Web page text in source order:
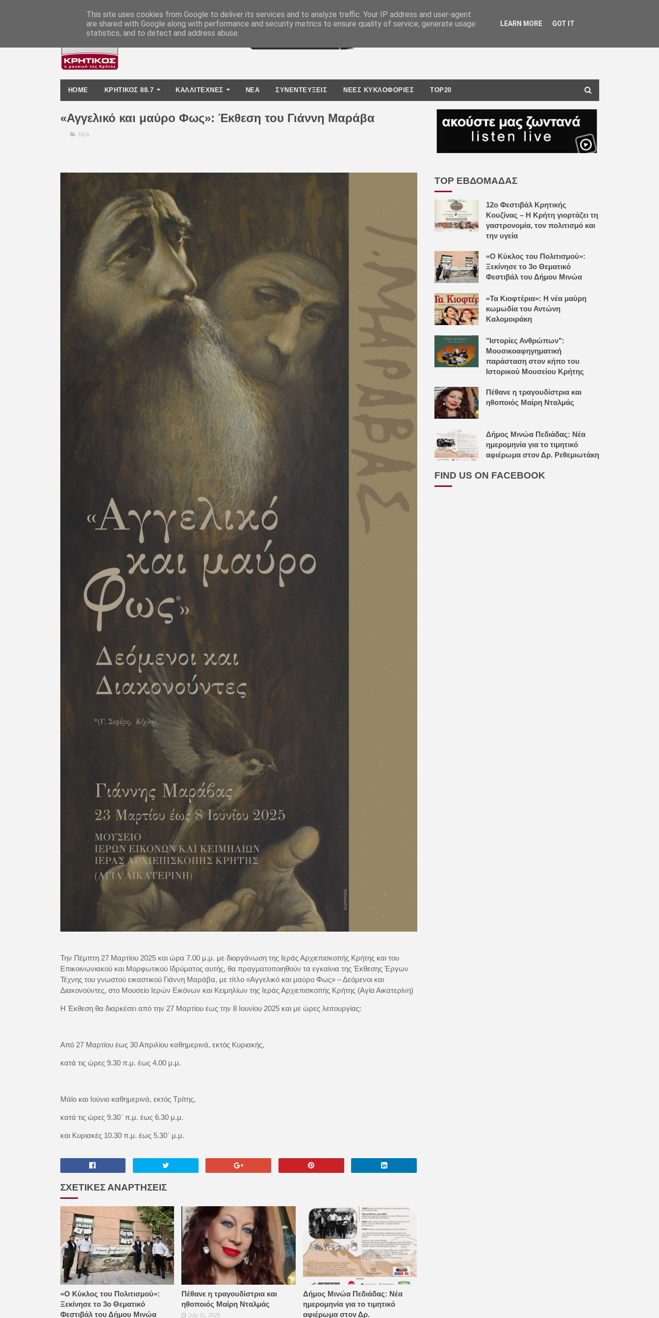
HOME ΚΡΗΤΙΚΟΣ 88.7 ΚΑΛΛΙΤΕΧΝΕΣ ΝΕΑ ΣΥΝΕΝΤΕΥΞΕΙΣ ΝΕΕΣ ΚΥΚΛΟΦΟΡΙΕΣ TOP20
«Αγγελικό και μαύρο Φως»: Έκθεση του Γιάννη Μαράβα
ΝΕΑ
Την Πέμπτη 27 Μαρτίου 2025 και ώρα 7.00 μ.μ. με διοργάνωση της Ιεράς Αρχιεπισκοπής Κρήτης και του
Επικοινωνιακού και Μορφωτικού Ιδρύματος αυτής, θα πραγματοποιηθούν τα εγκαίνια της Έκθεσης Έργων
Τέχνης του γνωστού εικαστικού Γιάννη Μαράβα, με τίτλο «Αγγελικό και μαύρο Φως» – Δεόμενοι και
Διακονούντες, στο Μουσείο Ιερών Εικόνων και Κειμηλίων της Ιεράς Αρχιεπισκοπής Κρήτης (Αγία Αικατερίνη)
Η Έκθεση θα διαρκέσει από την 27 Μαρτίου έως την 8 Ιουνίου 2025 και με ώρες λειτουργίας:
Από 27 Μαρτίου έως 30 Απριλίου καθημερινά, εκτός Κυριακής,
κατά τις ώρες 9.30 π.μ. έως 4.00 μ.μ.
Μάϊο και Ιούνιο καθημερινά, εκτός Τρίτης,
κατά τις ώρες 9.30΄ π.μ. έως 6.30 μ.μ.
και Κυριακές 10.30 π.μ. έως 5.30΄ μ.μ.
ΣΧΕΤΙΚΕΣ ΑΝΑΡΤΗΣΕΙΣ
«Ο Κύκλος του Πολιτισμού»:
Ξεκίνησε το 3ο Θεματικό
Φεστιβάλ του Δήμου Μινώα
Πέθανε η τραγουδίστρια και
ηθοποιός Μαίρη Νταλμάς
July 31, 2026
Δήμος Μινώα Πεδιάδας: Νέα
ημερομηνία για το τιμητικό
αφιέρωμα στον Δρ.
TOP ΕΒΔΟΜΑΔΑΣ
12ο Φεστιβάλ Κρητικής
Κουζίνας – Η Κρήτη γιορτάζει τη
γαστρονομία, τον πολιτισμό και
την υγεία
«Ο Κύκλος του Πολιτισμού»:
Ξεκίνησε το 3ο Θεματικό
Φεστιβάλ του Δήμου Μινώα
«Τα Κιοφτέρια»: Η νέα μαύρη
κωμωδία του Αντώνη
Καλομοιράκη
"Ιστορίες Ανθρώπων":
Μουσικοαφηγηματική
παράσταση στον κήπο του
Ιστορικού Μουσείου Κρήτης
Πέθανε η τραγουδίστρια και
ηθοποιός Μαίρη Νταλμάς
Δήμος Μινώα Πεδιάδας: Νέα
ημερομηνία για το τιμητικό
αφιέρωμα στον Δρ. Ρεθεμιωτάκη
FIND US ON FACEBOOK
This site uses cookies from Google to deliver its services and to analyze traffic. Your IP address and user-agent
are shared with Google along with performance and security metrics to ensure quality of service, generate usage
statistics, and to detect and address abuse.
LEARN MORE GOT IT